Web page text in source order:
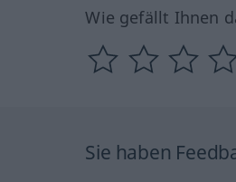
Wie gefällt Ihnen
Sie haben